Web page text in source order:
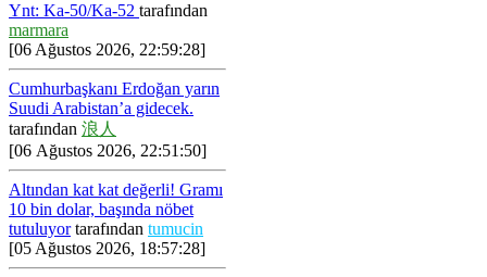
Ynt: Ka-50/Ka-52 tarafından
marmara
[06 Ağustos 2026, 22:59:28]
Cumhurbaşkanı Erdoğan yarın
Suudi Arabistan’a gidecek.
tarafından 浪人
[06 Ağustos 2026, 22:51:50]
Altından kat kat değerli! Gramı
10 bin dolar, başında nöbet
tutuluyor tarafından tumucin
[05 Ağustos 2026, 18:57:28]